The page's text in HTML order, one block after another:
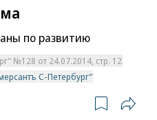
по развитию
№128 от 24.07.2014, стр. 12
С-Петербург"